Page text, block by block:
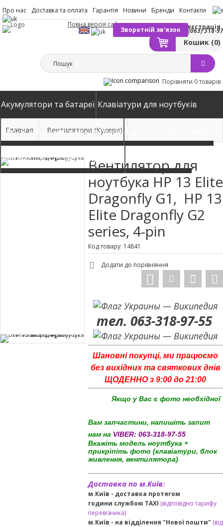
Про нас Доставка та оплата Гарантія Новини Бренди Контакти
(063) 318-
Зворотній зв'язок
Вхід Реєстрація
Кошик (0)
Повна версія сайту
Порівняти 0 товарів
Акумулятори та батареї Клавіатури для ноутбуків
Блоки живлення для ноутбуків Вентилятори (Кулери)
Автомобільні зарядні пристрої
Главная Вентилятори (Кулери)
Вентилятор для
ноутбука HP 13 Elite
Dragonfly G1, HP 13
Elite Dragonfly G2
series, 4-pin
Код товару: 14841
Додати до порівняння
тел. 063-318-97-55
Шановні покупці, ми працюємо
без вихідних та святкових днів
ЩОДЕННО з 9:00 до 21:00
Якщо у Вас є фото необхідної
Вам запчастини, напишіть запит
нам на VIBER: 063-318-97-55
Вкажіть модель ноутбука +
прикріпіть фото (клавіатури, блок
живлення, вентилятора)
Доставка по м.Київ:
м.Київ - доставка протягом
години службою TAXI (відповідно тарифу
перевізника)
м.Київ - на відділення "Нової пошти" (від